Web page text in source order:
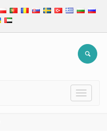
Toggle